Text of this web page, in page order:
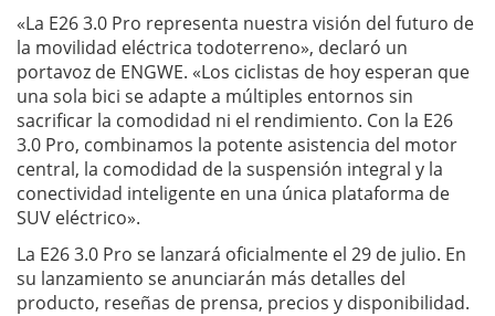
«La E26 3.0 Pro representa nuestra visión del futuro de
la movilidad eléctrica todoterreno», declaró un
portavoz de ENGWE. «Los ciclistas de hoy esperan que
una sola bici se adapte a múltiples entornos sin
sacrificar la comodidad ni el rendimiento. Con la E26
3.0 Pro, combinamos la potente asistencia del motor
central, la comodidad de la suspensión integral y la
conectividad inteligente en una única plataforma de
SUV eléctrico».
La E26 3.0 Pro se lanzará oficialmente el 29 de julio. En
su lanzamiento se anunciarán más detalles del
producto, reseñas de prensa, precios y disponibilidad.